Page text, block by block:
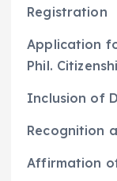
Registration
Application
Phil.
Inclusion of
Recognition
Affirmation